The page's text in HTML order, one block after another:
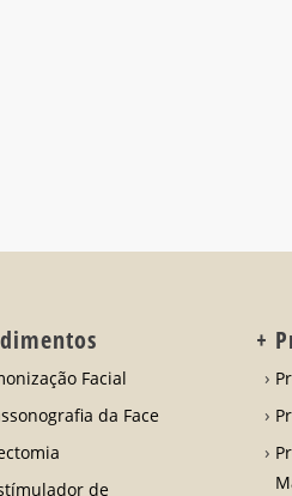
Facial
da Face
de
+